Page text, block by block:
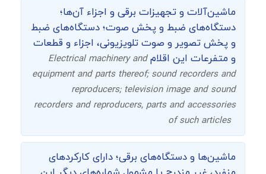
ماشین‌آلات و تجهیزات برقی و اجزاء آن‌ها؛
دستگاه‌های ضبط و پخش صوت؛ دستگاه‌های ضبط
و پخش تصویر و صوت تلویزیونی، اجزاء و قطعات
و متفرعات این اقلامElectrical machinery and
equipment and parts thereof; sound recorders and
reproducers; television image and sound
recorders and reproducers, parts and accessories
of such articles
ماشین‌ها و دستگاه‌های برقی؛ دارای کارکردهای